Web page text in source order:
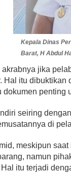
Kepala Dinas
Barat, H Abdul
jika
Hal itu
penting
seiring
di
meskipun
namun
itu terjadi